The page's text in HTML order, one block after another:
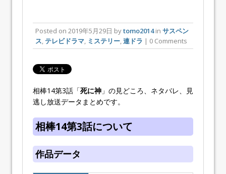
Posted on 2019年5月29日 bytomo2014in サスペン
ス テレビドラマ ミステリー 連ドラ | 0 Comments
相棒14第3話「死に神 」の見どころ、ネタバレ、見
逃し放送データまとめです。
相棒14第3話について
作品データ